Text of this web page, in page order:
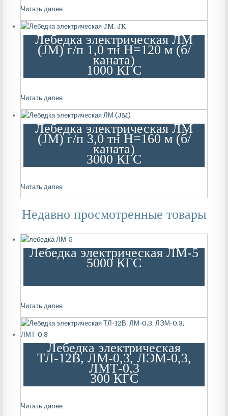
Читать далее
Лебедка электрическая ЛМ
(JM) г/п 1,0 тн Н=120 м (б/
каната)
1000 КГС
Читать далее
Лебедка электрическая ЛМ
(JM) г/п 3,0 тн Н=160 м (б/
каната)
3000 КГС
Читать далее
Недавно просмотренные товары
Лебедка электрическая ЛМ-5
5000 КГС
Читать далее
Лебедка электрическая
ТЛ-12В, ЛМ-0,3, ЛЭМ-0,3,
ЛМТ-0,3
300 КГС
Читать далее